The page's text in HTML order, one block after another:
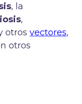
, la
,
otros vectores,
otros